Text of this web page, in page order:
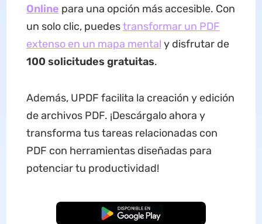
Online para una opción más accesible. Con
un solo clic, puedestransformar un PDF
extenso en un mapa mental y disfrutar de
100 solicitudes gratuitas.
Además, UPDF facilita la creación y edición
de archivos PDF. ¡Descárgalo ahora y
transforma tus tareas relacionadas con
PDF con herramientas diseñadas para
potenciar tu productividad!
Descarga Gratuita